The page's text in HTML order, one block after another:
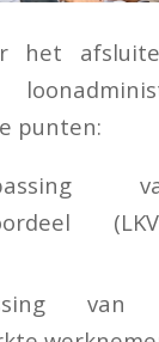
het
punten:
van